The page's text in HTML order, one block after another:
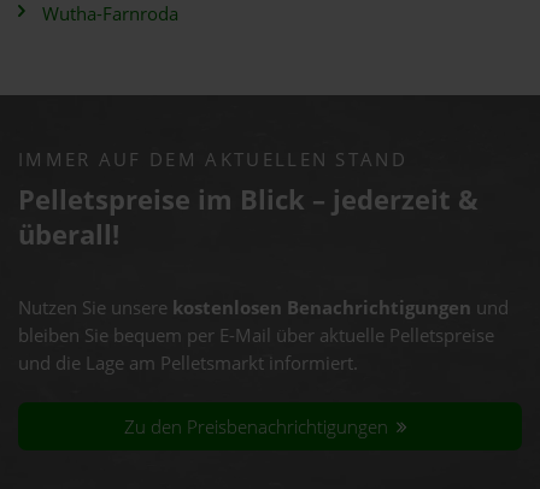
Wutha-Farnroda
IMMER AUF DEM AKTUELLEN STAND
Pelletspreise im Blick – jederzeit &
überall!
Nutzen Sie unsere kostenlosen Benachrichtigungen und
bleiben Sie bequem per E-Mail über aktuelle Pelletspreise
und die Lage am Pelletsmarkt informiert.
Zu den Preisbenachrichtigungen